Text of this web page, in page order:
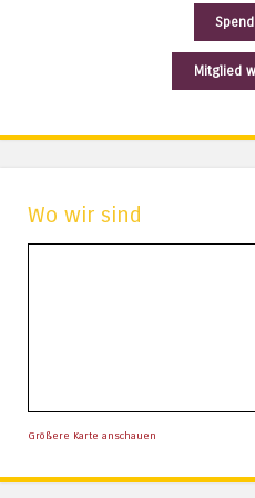
Mitglied
Wo wir sind
Größere Karte anschauen